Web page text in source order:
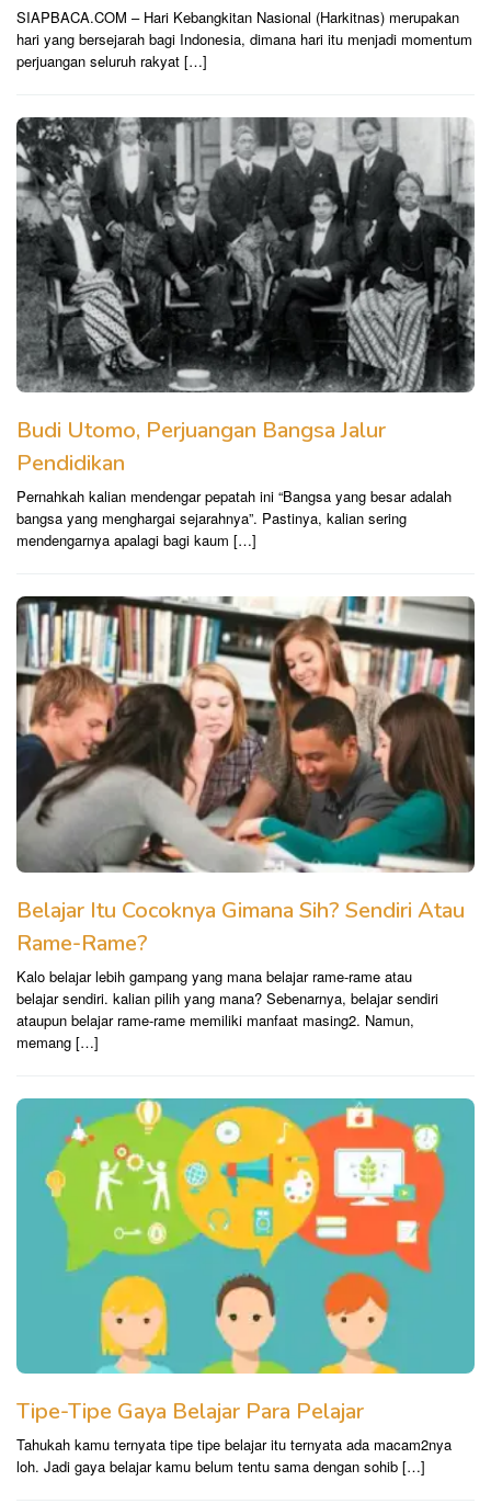
SIAPBACA.COM – Hari Kebangkitan Nasional (Harkitnas) merupakan
hari yang bersejarah bagi Indonesia, dimana hari itu menjadi momentum
perjuangan seluruh rakyat […]
Budi Utomo, Perjuangan Bangsa Jalur
Pendidikan
Pernahkah kalian mendengar pepatah ini “Bangsa yang besar adalah
bangsa yang menghargai sejarahnya”. Pastinya, kalian sering
mendengarnya apalagi bagi kaum […]
Belajar Itu Cocoknya Gimana Sih? Sendiri Atau
Rame-Rame?
Kalo belajar lebih gampang yang mana belajar rame-rame atau
belajar sendiri. kalian pilih yang mana? Sebenarnya, belajar sendiri
ataupun belajar rame-rame memiliki manfaat masing2. Namun,
memang […]
Tipe-Tipe Gaya Belajar Para Pelajar
Tahukah kamu ternyata tipe tipe belajar itu ternyata ada macam2nya
loh. Jadi gaya belajar kamu belum tentu sama dengan sohib […]